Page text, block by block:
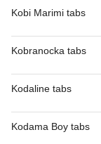
Kobi Marimi tabs
Kobranocka tabs
Kodaline tabs
Kodama Boy tabs